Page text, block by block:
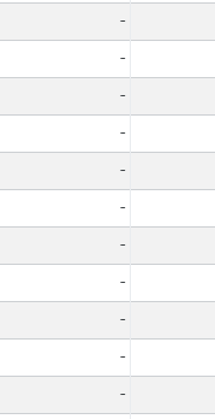
-
-
-
-
-
-
-
-
-
-
-